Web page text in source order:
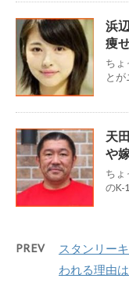
浜
痩
ち
と
天
や
ちょ
のK-
PREV
スタンリー
われる理由は